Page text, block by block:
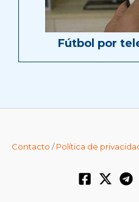
Fútbol por
Contacto /Política de